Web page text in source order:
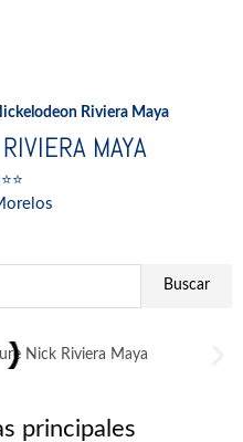
Riviera Maya
MAYA
Buscar
principales